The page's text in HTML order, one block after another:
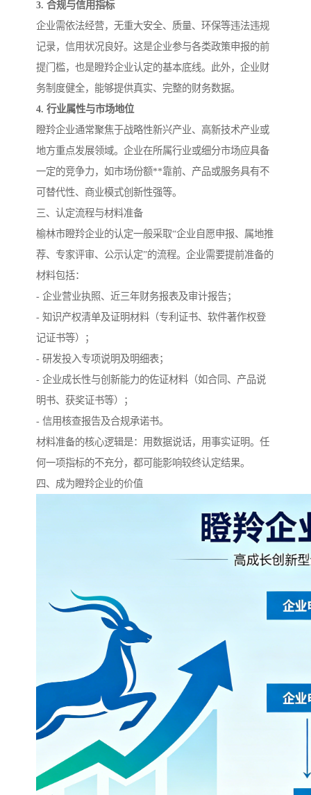
3. 合规与信用指标
企业需依法经营，无重大安全、质量、环保等违法违规
记录，信用状况良好。这是企业参与各类政策申报的前
提门槛，也是瞪羚企业认定的基本底线。此外，企业财
务制度健全，能够提供真实、完整的财务数据。
4. 行业属性与市场地位
瞪羚企业通常聚焦于战略性新兴产业、高新技术产业或
地方重点发展领域。企业在所属行业或细分市场应具备
一定的竞争力，如市场份额**靠前、产品或服务具有不
可替代性、商业模式创新性强等。
三、认定流程与材料准备
榆林市瞪羚企业的认定一般采取“企业自愿申报、属地推
荐、专家评审、公示认定”的流程。企业需要提前准备的
材料包括：
- 企业营业执照、近三年财务报表及审计报告；
- 知识产权清单及证明材料（专利证书、软件著作权登
记证书等）；
- 研发投入专项说明及明细表；
- 企业成长性与创新能力的佐证材料（如合同、产品说
明书、获奖证书等）；
- 信用核查报告及合规承诺书。
材料准备的核心逻辑是：用数据说话，用事实证明。任
何一项指标的不充分，都可能影响较终认定结果。
四、成为瞪羚企业的价值